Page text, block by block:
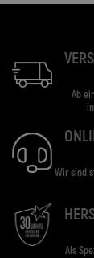
Ab
Wir sind
Als